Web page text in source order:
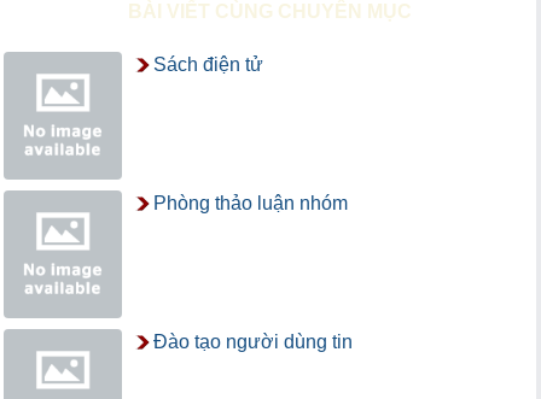
BÀI VIẾT CÙNG CHUYÊN MỤC
Sách điện tử
Phòng thảo luận nhóm
Đào tạo người dùng tin